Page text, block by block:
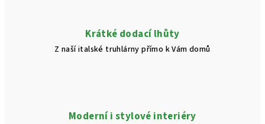
Krátké dodací lhůty
Z naší italské truhlárny přímo k Vám domů
Moderní i stylové interiéry